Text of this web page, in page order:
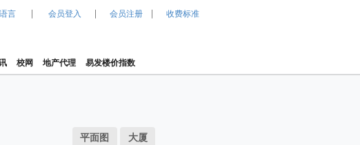
言 | 会员登入 | 会员注册 | 收费标准
校网 地产代理 易发楼价指数
物业布局图 平面图
平面图 大厦